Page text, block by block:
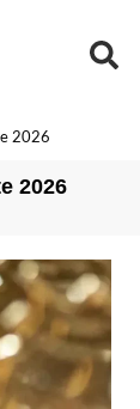
2026
2026